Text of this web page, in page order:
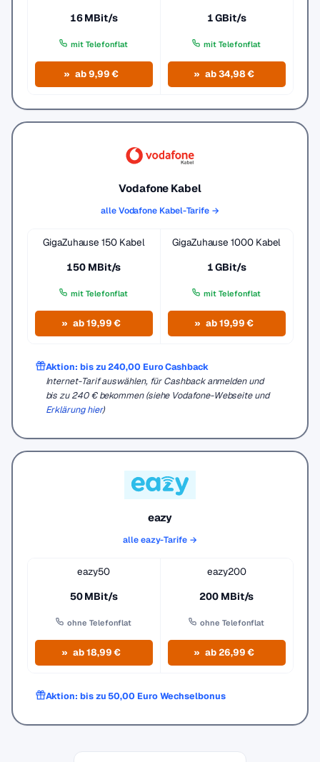
16 MBit/s
mit Telefonflat
ab 9,99 €
1 GBit/s
mit Telefonflat
ab 34,98 €
Vodafone Kabel
alle Vodafone Kabel-Tarife →
GigaZuhause 150 Kabel
150 MBit/s
mit Telefonflat
ab 19,99 €
GigaZuhause 1000 Kabel
1 GBit/s
mit Telefonflat
ab 19,99 €
Aktion: bis zu 240,00 Euro Cashback
Internet-Tarif auswählen, für Cashback anmelden und
bis zu 240 € bekommen (siehe Vodafone-Webseite und
Erklärung hier)
eazy
alle eazy-Tarife →
eazy50
50 MBit/s
ohne Telefonflat
ab 18,99 €
eazy200
200 MBit/s
ohne Telefonflat
ab 26,99 €
Aktion: bis zu 50,00 Euro Wechselbonus